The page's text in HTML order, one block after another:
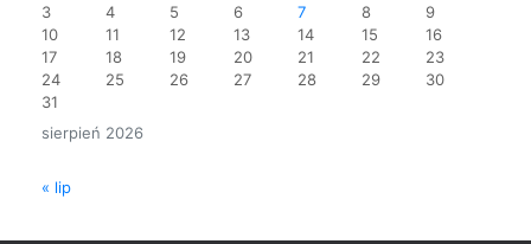
sierpień 2026
3
4 5 6 7 8
9
10
11 12 13 14 15
16
17
18 19 20 21 22
23
24
25 26 27 28 29
30
31
« lip